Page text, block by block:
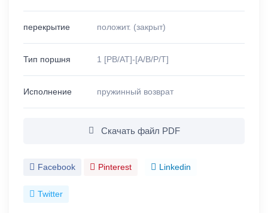
перекрытие положит. (закрыт)
Тип поршня 1 [PB/AT]-[A/B/P/T]
Исполнение пружинный возврат
Скачать файл PDF
Facebook Pinterest Linkedin
Twitter